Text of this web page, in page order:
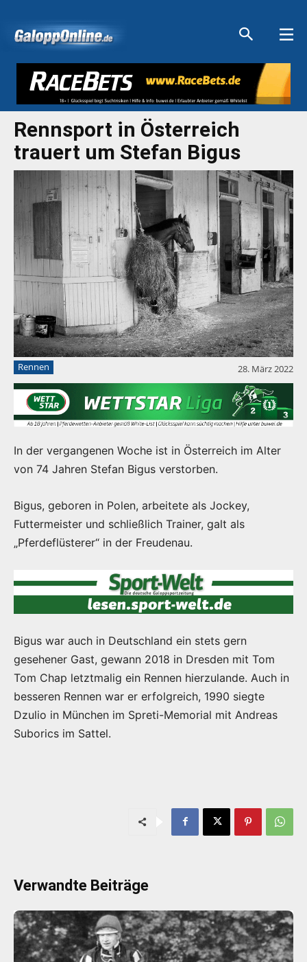
Rennsport in Österreich
trauert um Stefan Bigus
Rennen 28. März 2022
In der vergangenen Woche ist in Österreich im Alter
von 74 Jahren Stefan Bigus verstorben.
Bigus, geboren in Polen, arbeitete als Jockey,
Futtermeister und schließlich Trainer, galt als
„Pferdeflüsterer“ in der Freudenau.
Bigus war auch in Deutschland ein stets gern
gesehener Gast, gewann 2018 in Dresden mit Tom
Tom Chap letztmalig ein Rennen hierzulande. Auch in
besseren Rennen war er erfolgreich, 1990 siegte
Dzulio in München im Spreti-Memorial mit Andreas
Suborics im Sattel.
Verwandte Beiträge